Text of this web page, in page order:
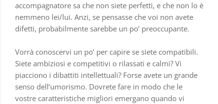
accompagnatore sa che non siete perfetti, e che non lo è
nemmeno lei/lui. Anzi, se pensasse che voi non avete
difetti, probabilmente sarebbe un po’ preoccupante.
Vorrà conoscervi un po’ per capire se siete compatibili.
Siete ambiziosi e competitivi o rilassati e calmi? Vi
piacciono i dibattiti intellettuali? Forse avete un grande
senso dell’umorismo. Dovrete fare in modo che le
vostre caratteristiche migliori emergano quando vi